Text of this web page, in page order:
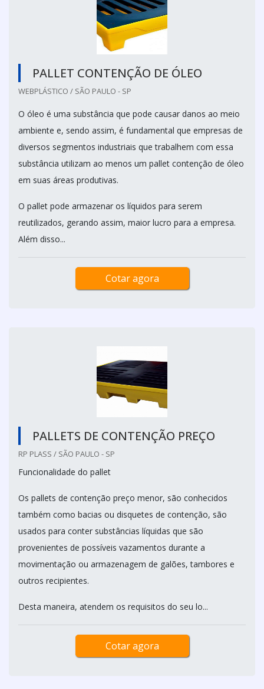
PALLET CONTENÇÃO DE ÓLEO
WEBPLÁSTICO / SÃO PAULO - SP
O óleo é uma substância que pode causar danos ao meio
ambiente e, sendo assim, é fundamental que empresas de
diversos segmentos industriais que trabalhem com essa
substância utilizam ao menos um pallet contenção de óleo
em suas áreas produtivas.
O pallet pode armazenar os líquidos para serem
reutilizados, gerando assim, maior lucro para a empresa.
Além disso...
Cotar agora
PALLETS DE CONTENÇÃO PREÇO
RP PLASS / SÃO PAULO - SP
Funcionalidade do pallet
Os pallets de contenção preço menor, são conhecidos
também como bacias ou disquetes de contenção, são
usados para conter substâncias líquidas que são
provenientes de possíveis vazamentos durante a
movimentação ou armazenagem de galões, tambores e
outros recipientes.
Desta maneira, atendem os requisitos do seu lo...
Cotar agora